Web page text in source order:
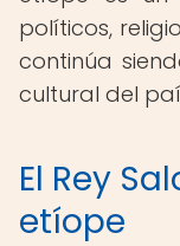
políticos,
continúa
cultural del
El Rey
etíope